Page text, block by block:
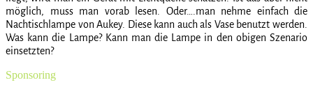
möglich, muss man vorab lesen. Oder….man nehme einfach die
Nachtischlampe von Aukey. Diese kann auch als Vase benutzt werden.
Was kann die Lampe? Kann man die Lampe in den obigen Szenario
einsetzten?
Sponsoring